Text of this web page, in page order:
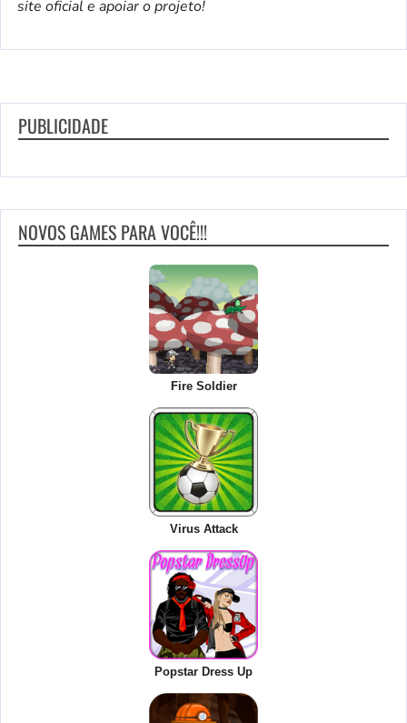
site oficial e apoiar o projeto!
PUBLICIDADE
NOVOS GAMES PARA VOCÊ!!!
Fire Soldier
Virus Attack
Popstar Dress Up